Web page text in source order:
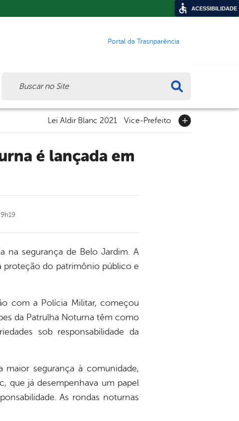
Portal da Trasnparência
Lei Aldir Blanc 2021 Vice-Prefeito
na segurança de Belo Jardim. A
proteção do patrimônio público e
com a Polícia Militar, começou
da Patrulha Noturna têm como
sob responsabilidade da
segurança à comunidade,
que já desempenhava um papel
As rondas noturnas
ACESSIBILIDADE